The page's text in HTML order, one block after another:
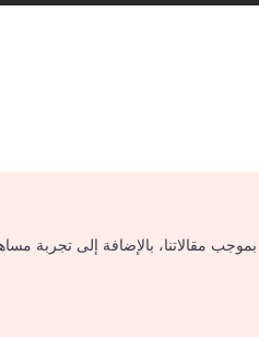
مقالاتنا، بالإضافة إلى تجربة